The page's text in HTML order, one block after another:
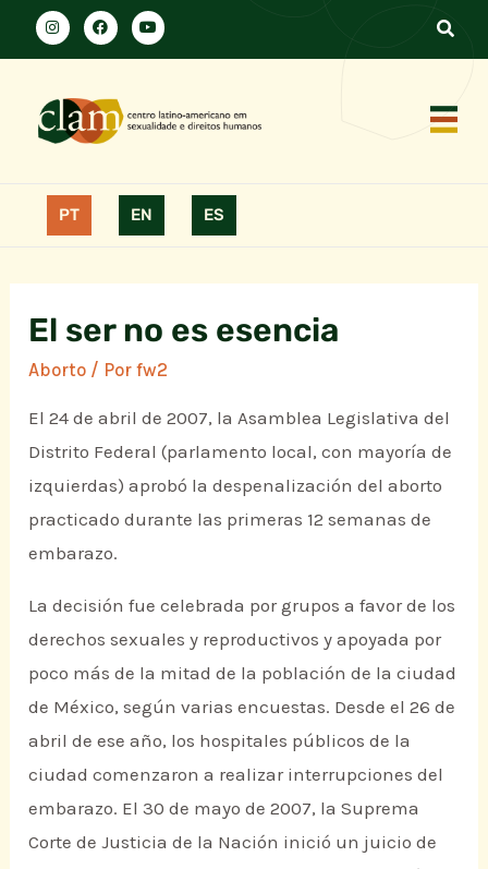
PT EN ES
El ser no es esencia
Aborto / Porfw2
El 24 de abril de 2007, la Asamblea Legislativa del
Distrito Federal (parlamento local, con mayoría de
izquierdas) aprobó la despenalización del aborto
practicado durante las primeras 12 semanas de
embarazo.
La decisión fue celebrada por grupos a favor de los
derechos sexuales y reproductivos y apoyada por
poco más de la mitad de la población de la ciudad
de México, según varias encuestas. Desde el 26 de
abril de ese año, los hospitales públicos de la
ciudad comenzaron a realizar interrupciones del
embarazo. El 30 de mayo de 2007, la Suprema
Corte de Justicia de la Nación inició un juicio de